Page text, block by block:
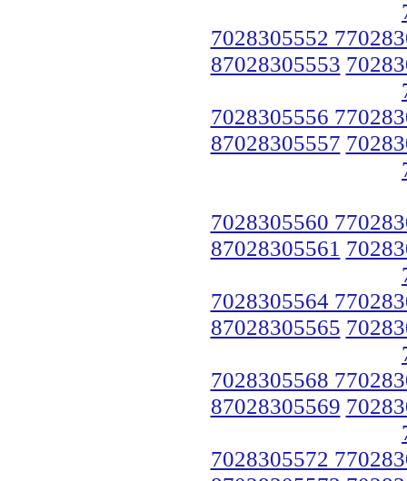
7028305552
87028305553
7028305556
87028305557
7028305560
87028305561
7028305564
87028305565
7028305568
87028305569
7028305572